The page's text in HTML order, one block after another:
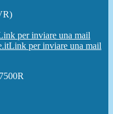
per inviare una mail
Link per inviare una mail